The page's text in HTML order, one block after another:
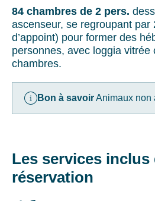
25€/pers.
nuit
&
11€/nuit
adulte
pour
nuits
84 chambres de 2 pers.
ascenseur, se regroupant par
d’appoint) pour former des
personnes, avec loggia vitrée
chambres.
Bon à savoirAnimaux non
Les services inclus
réservation
pouvez
vous
désinscrire
à
tout
l’aide
ou
écrivant